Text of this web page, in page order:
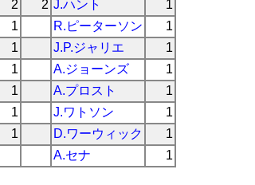
2 2 J.ハント
1
1 R.ピーターソン
1
1 J.P.ジャリエ
1
1 A.ジョーンズ
1
1 A.プロスト
1
1 J.ワトソン
1
1 D.ワーウィック
1
A.セナ 1